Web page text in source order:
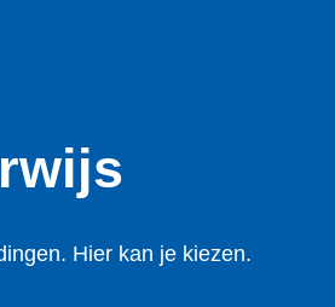
Hier kan je kiezen.